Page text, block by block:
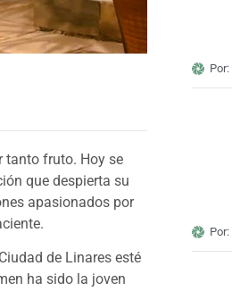
tanto fruto. Hoy se
que despierta su
apasionados por
de Linares esté
ha sido la joven
Por:
Por: